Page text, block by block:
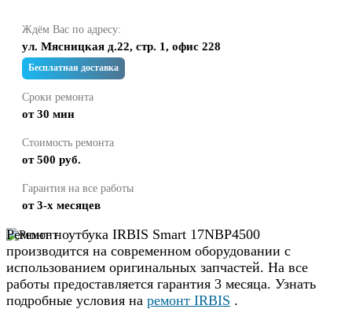
Ждём Вас по адресу:
ул. Мясницкая д.22, стр. 1, офис 228
Бесплатная доставка
Сроки ремонта
от 30 мин
Стоимость ремонта
от 500 руб.
Гарантия на все работы
от 3-х месяцев
Ремонт ноутбука IRBIS Smart 17NBP4500
производится на современном оборудовании с
использованием оригинальных запчастей. На все
работы предоставляется гарантия 3 месяца. Узнать
подробные условия на ремонт IRBIS .